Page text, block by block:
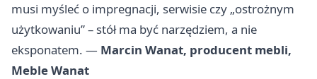
musi myśleć o impregnacji, serwisie czy „ostrożnym
użytkowaniu” – stół ma być narzędziem, a nie
eksponatem. — Marcin Wanat, producent mebli,
Meble Wanat